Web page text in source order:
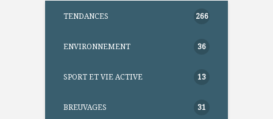
TENDANCES 266
ENVIRONNEMENT 36
SPORT ET VIE ACTIVE 13
BREUVAGES 31